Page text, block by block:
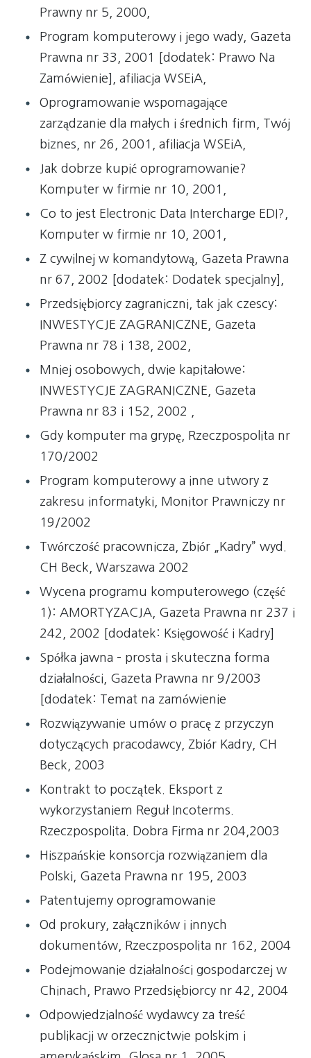
Prawny nr 5, 2000,
Program komputerowy i jego wady, Gazeta
Prawna nr 33, 2001 [dodatek: Prawo Na
Zamówienie], afiliacja WSEiA,
Oprogramowanie wspomagające
zarządzanie dla małych i średnich firm, Twój
biznes, nr 26, 2001, afiliacja WSEiA,
Jak dobrze kupić oprogramowanie?
Komputer w firmie nr 10, 2001,
Co to jest Electronic Data Intercharge EDI?,
Komputer w firmie nr 10, 2001,
Z cywilnej w komandytową, Gazeta Prawna
nr 67, 2002 [dodatek: Dodatek specjalny],
Przedsiębiorcy zagraniczni, tak jak czescy:
INWESTYCJE ZAGRANICZNE, Gazeta
Prawna nr 78 i 138, 2002,
Mniej osobowych, dwie kapitałowe:
INWESTYCJE ZAGRANICZNE, Gazeta
Prawna nr 83 i 152, 2002 ,
Gdy komputer ma grypę, Rzeczpospolita nr
170/2002
Program komputerowy a inne utwory z
zakresu informatyki, Monitor Prawniczy nr
19/2002
Twórczość pracownicza, Zbiór „Kadry” wyd.
CH Beck, Warszawa 2002
Wycena programu komputerowego (część
1): AMORTYZACJA, Gazeta Prawna nr 237 i
242, 2002 [dodatek: Księgowość i Kadry]
Spółka jawna – prosta i skuteczna forma
działalności, Gazeta Prawna nr 9/2003
[dodatek: Temat na zamówienie
Rozwiązywanie umów o pracę z przyczyn
dotyczących pracodawcy, Zbiór Kadry, CH
Beck, 2003
Kontrakt to początek. Eksport z
wykorzystaniem Reguł Incoterms.
Rzeczpospolita. Dobra Firma nr 204,2003
Hiszpańskie konsorcja rozwiązaniem dla
Polski, Gazeta Prawna nr 195, 2003
Patentujemy oprogramowanie
Od prokury, załączników i innych
dokumentów, Rzeczpospolita nr 162, 2004
Podejmowanie działalności gospodarczej w
Chinach, Prawo Przedsiębiorcy nr 42, 2004
Odpowiedzialność wydawcy za treść
publikacji w orzecznictwie polskim i